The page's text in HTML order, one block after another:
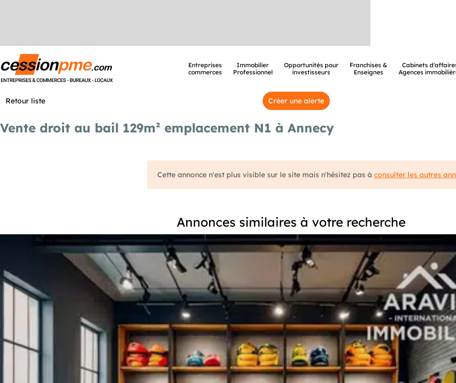
Entreprises
commerces
Immobilier
Professionnel
Opportunités pour
investisseurs
Franchises &
Enseignes
Cabinets
Agences
Retour liste Créer une alerte
Vente droit au bail 129m² emplacement N1 à Annecy
Cette annonce n'est plus visible sur le site mais n'hésitez pas à consulter les autres
Annonces similaires à votre recherche